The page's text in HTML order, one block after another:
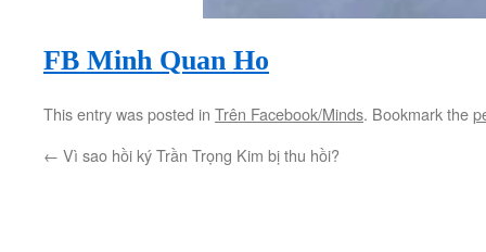
FB Minh Quan Ho
This entry was posted in Trên Facebook/Minds. Bookmark the
← Vì sao hồi ký Trần Trọng Kim bị thu hồi?